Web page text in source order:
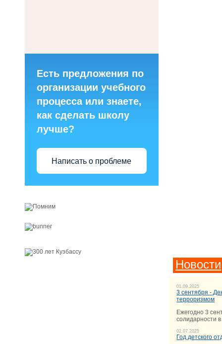
Есть предложения по
организации учебного
процесса или знаете,
как сделать школу
лучше?
Написать о проблеме
Новости
01.09.2025
3 сентября -
терроризмом
Ежегодно 3
солидарности
02.07.2025
Год детского